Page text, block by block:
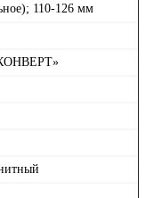
110-126 мм